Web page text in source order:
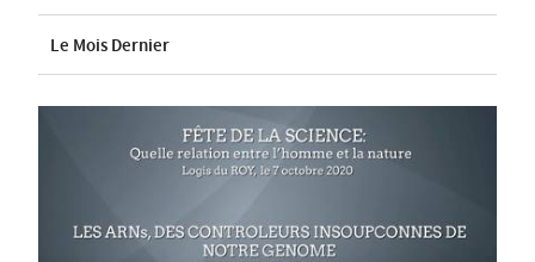
Le Mois Dernier